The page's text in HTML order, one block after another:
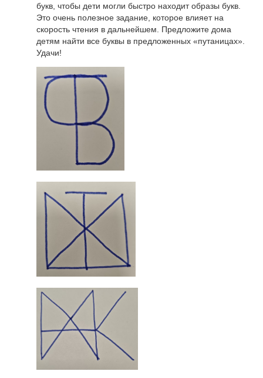
букв, чтобы дети могли быстро находит образы букв.
Это очень полезное задание, которое влияет на
скорость чтения в дальнейшем. Предложите дома
детям найти все буквы в предложенных «путаницах».
Удачи!